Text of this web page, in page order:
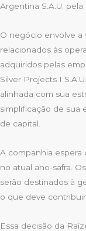
Argentina S.A.U.
O negócio envolve a
relacionados às
adquiridos pelas
Silver Projects I
alinhada com sua
simplificação de sua
de capital.
A companhia espera
no atual ano-safra.
serão destinados à
o que deve
Essa decisão da